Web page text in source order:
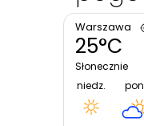
Warszawa
25°C
Słonecznie
niedz.